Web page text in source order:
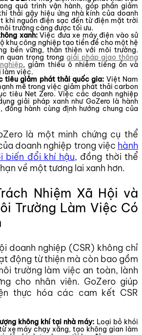
quá trình vận hành, góp phần giảm
thải gây hiệu ứng nhà kính của doanh
khi nguồn điện sạc đến từ điện mặt trời
trường càng được tối ưu.
xanh:Việc đưa xe máy điện vào sử
khu công nghiệp tạo tiền đề cho một hệ
bền vững, thân thiện với môi trường.
quan trọng trong giải pháp giao thông
, giảm thiểu ô nhiễm tiếng ồn và
làm việc.
tiêu giảm phát thải quốc gia: Việt Nam
mẽ trong việc giảm phát thải carbon
tiêu Net Zero. Việc các doanh nghiệp
giải pháp xanh như GoZero là hành
đồng hành cùng định hướng chung của
là một minh chứng cụ thể
doanh nghiệp trong việc hành
biến đổi khí hậu, đồng thời thể
về một tương lai xanh hơn.
Nhiệm Xã Hội và
Trường Làm Việc Có
doanh nghiệp (CSR) không chỉ
động từ thiện mà còn bao gồm
trường làm việc an toàn, lành
cho nhân viên. GoZero giúp
thực hóa các cam kết CSR
không khí tại nhà máy: Loại bỏ khói
xe máy chạy xăng, tạo không gian làm